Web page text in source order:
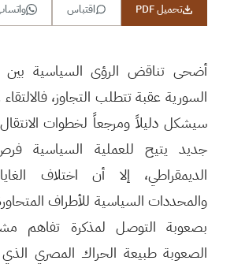
تحميل PDF اقتباس
أضحى تناقض الرؤى السياسية بين
السورية عقبة تتطلب التجاوز،
سيشكل دليلاً ومرجعاً لخطوات
جديد يتيح للعملية السياسية فرص
الديمقراطي، إلا أن اختلاف
والمحددات السياسية للأطراف
بصعوبة التوصل لمذكرة تفاهم
الصعوبة طبيعة الحراك المصري